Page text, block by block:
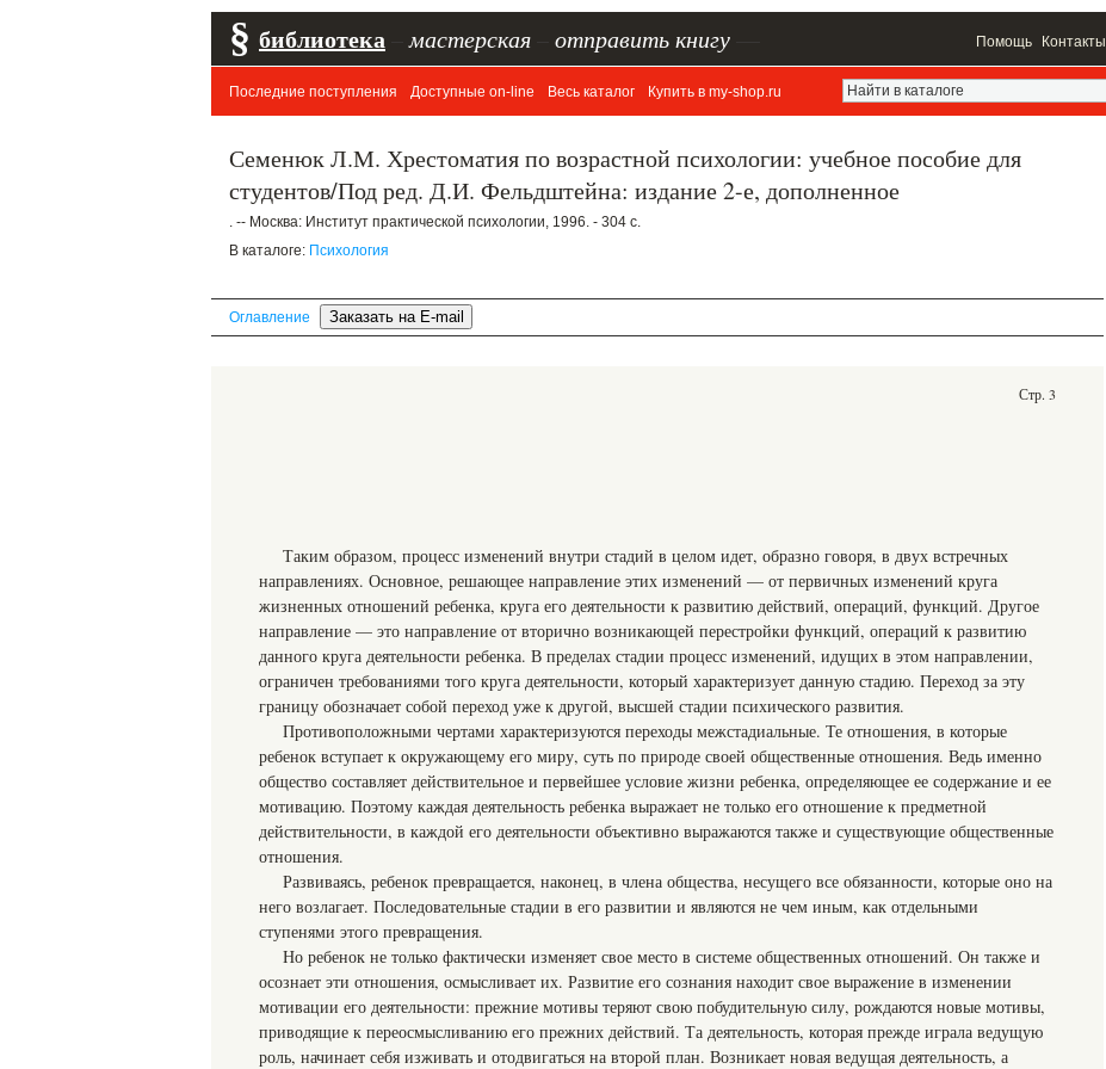
§ библиотека мастерская отправить книгу Помощь Контакты
Последние поступления Доступные on-line Весь каталог Купить в my-shop.ru
Семенюк Л.М. Хрестоматия по возрастной психологии: учебное пособие для
студентов/Под ред. Д.И. Фельдштейна: издание 2-е, дополненное
. -- Москва: Институт практической психологии, 1996. - 304 с.
В каталоге: Психология
Оглавление
Стр. 3
Таким образом, процесс изменений внутри стадий в целом идет, образно говоря, в двух встречных
направлениях. Основное, решающее направление этих изменений — от первичных изменений круга
жизненных отношений ребенка, круга его деятельности к развитию действий, операций, функций. Другое
направление — это направление от вторично возникающей перестройки функций, операций к развитию
данного круга деятельности ребенка. В пределах стадии процесс изменений, идущих в этом направлении,
ограничен требованиями того круга деятельности, который характеризует данную стадию. Переход за эту
границу обозначает собой переход уже к другой, высшей стадии психического развития.
Противоположными чертами характеризуются переходы межстадиальные. Те отношения, в которые
ребенок вступает к окружающему его миру, суть по природе своей общественные отношения. Ведь именно
общество составляет действительное и первейшее условие жизни ребенка, определяющее ее содержание и ее
мотивацию. Поэтому каждая деятельность ребенка выражает не только его отношение к предметной
действительности, в каждой его деятельности объективно выражаются также и существующие общественные
отношения.
Развиваясь, ребенок превращается, наконец, в члена общества, несущего все обязанности, которые оно на
него возлагает. Последовательные стадии в его развитии и являются не чем иным, как отдельными
ступенями этого превращения.
Но ребенок не только фактически изменяет свое место в системе общественных отношений. Он также и
осознает эти отношения, осмысливает их. Развитие его сознания находит свое выражение в изменении
мотивации его деятельности: прежние мотивы теряют свою побудительную силу, рождаются новые мотивы,
приводящие к переосмысливанию его прежних действий. Та деятельность, которая прежде играла ведущую
роль, начинает себя изживать и отодвигаться на второй план. Возникает новая ведущая деятельность, а